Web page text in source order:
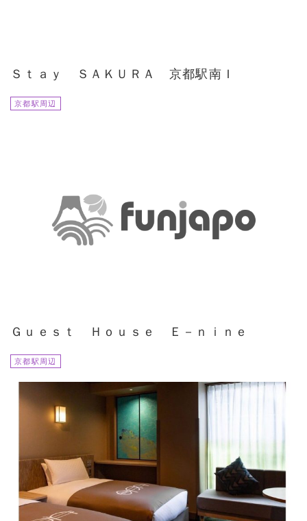
Ｓｔａｙ ＳＡＫＵＲＡ 京都駅南Ｉ
京都駅周辺
Ｇｕｅｓｔ Ｈｏｕｓｅ Ｅ－ｎｉｎｅ
京都駅周辺